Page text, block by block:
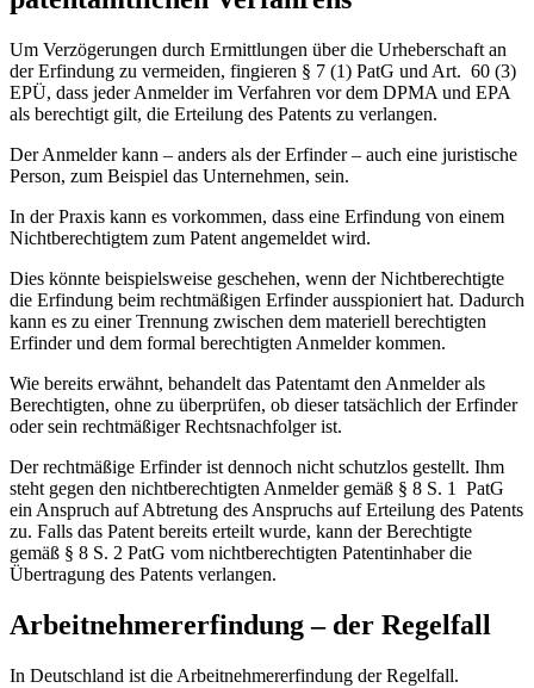
Um Verzögerungen durch Ermittlungen über die Urheberschaft an
der Erfindung zu vermeiden, fingieren § 7 (1) PatG und Art. 60 (3)
EPÜ, dass jeder Anmelder im Verfahren vor dem DPMA und EPA
als berechtigt gilt, die Erteilung des Patents zu verlangen.
Der Anmelder kann – anders als der Erfinder – auch eine juristische
Person, zum Beispiel das Unternehmen, sein.
In der Praxis kann es vorkommen, dass eine Erfindung von einem
Nichtberechtigtem zum Patent angemeldet wird.
Dies könnte beispielsweise geschehen, wenn der Nichtberechtigte
die Erfindung beim rechtmäßigen Erfinder ausspioniert hat. Dadurch
kann es zu einer Trennung zwischen dem materiell berechtigten
Erfinder und dem formal berechtigten Anmelder kommen.
Wie bereits erwähnt, behandelt das Patentamt den Anmelder als
Berechtigten, ohne zu überprüfen, ob dieser tatsächlich der Erfinder
oder sein rechtmäßiger Rechtsnachfolger ist.
Der rechtmäßige Erfinder ist dennoch nicht schutzlos gestellt. Ihm
steht gegen den nichtberechtigten Anmelder gemäß § 8 S. 1 PatG
ein Anspruch auf Abtretung des Anspruchs auf Erteilung des Patents
zu. Falls das Patent bereits erteilt wurde, kann der Berechtigte
gemäß § 8 S. 2 PatG vom nichtberechtigten Patentinhaber die
Übertragung des Patents verlangen.
Arbeitnehmererfindung – der Regelfall
In Deutschland ist die Arbeitnehmererfindung der Regelfall.